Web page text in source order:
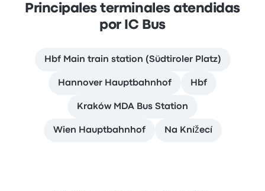
Principales terminales atendidas
por IC Bus
Hbf Main train station (Südtiroler Platz)
Hannover Hauptbahnhof Hbf
Kraków MDA Bus Station
Wien Hauptbahnhof Na Knížecí